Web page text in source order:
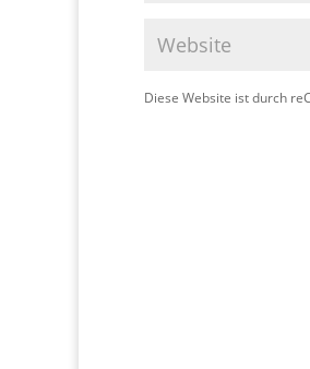
Diese Website ist durch